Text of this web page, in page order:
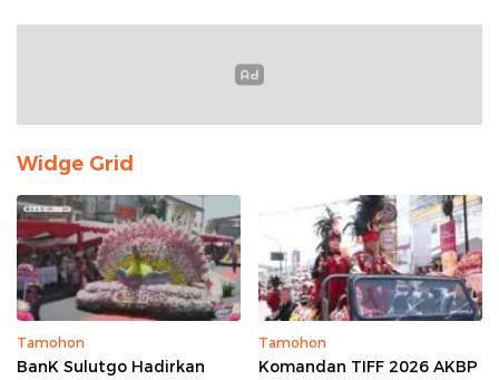
Widge Grid
Tamohon
BanK Sulutgo Hadirkan
Tamohon
Komandan TIFF 2026 AKBP